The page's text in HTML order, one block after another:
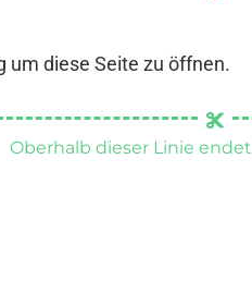
um diese Seite zu öffnen.
Oberhalb dieser Linie